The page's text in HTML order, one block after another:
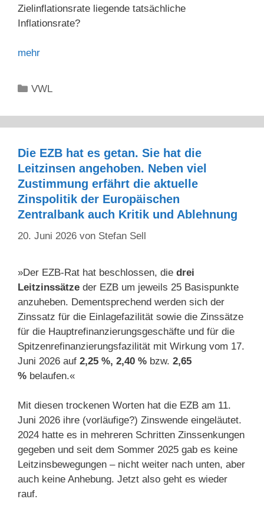
Zielinflationsrate liegende tatsächliche
Inflationsrate?
mehr
Kategorien
VWL
Die EZB hat es getan. Sie hat die
Leitzinsen angehoben. Neben viel
Zustimmung erfährt die aktuelle
Zinspolitik der Europäischen
Zentralbank auch Kritik und Ablehnung
20. Juni 2026 von Stefan Sell
»Der EZB-Rat hat beschlossen, die drei
Leitzinssätze der EZB um jeweils 25 Basispunkte
anzuheben. Dementsprechend werden sich der
Zinssatz für die Einlagefazilität sowie die Zinssätze
für die Hauptrefinanzierungsgeschäfte und für die
Spitzenrefinanzierungsfazilität mit Wirkung vom 17.
Juni 2026 auf 2,25 %, 2,40 % bzw. 2,65
% belaufen.«
Mit diesen trockenen Worten hat die EZB am 11.
Juni 2026 ihre (vorläufige?) Zinswende eingeläutet.
2024 hatte es in mehreren Schritten Zinssenkungen
gegeben und seit dem Sommer 2025 gab es keine
Leitzinsbewegungen – nicht weiter nach unten, aber
auch keine Anhebung. Jetzt also geht es wieder
rauf.